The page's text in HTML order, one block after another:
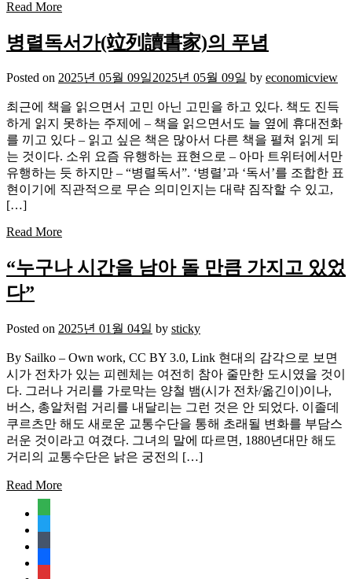
Read More
병렬독서가(竝列讀書家)의 푸념
Posted on 2025년 05월 09일2025년 05월 09일 by economicview
최근에 책을 읽으면서 고민 아닌 고민을 하고 있다. 책도 진득
하게 읽지 못하는 주제에 – 책을 읽으면서도 늘 옆에 휴대전화
를 끼고 있다 – 읽고 싶은 책은 많아서 다른 책을 펼쳐 읽게 되
는 것이다. 소위 요즘 유행하는 표현으로 – 아마 트위터에서만
유행하는 듯 하지만 – “병렬독서”. ‘병렬’과 ‘독서’를 조합한 표
현이기에 직관적으로 무슨 의미인지는 대략 짐작할 수 있고,
[…]
Read More
“누구나 시간을 남아 돌 만큼 가지고 있었
다”
Posted on 2025년 01월 04일 by sticky
By Sailko – Own work, CC BY 3.0, Link 현대의 감각으로 보면
시가 전차가 있는 피렌체는 여전히 참아 줄만한 도시였을 것이
다. 그러나 거리를 가로막는 양철 뱀(시가 전차/옮긴이)이나,
버스, 총알처럼 거리를 내달리는 그런 것은 안 되었다. 이졸데
쿠르츠만 해도 새로운 교통수단을 통해 초래될 변화를 부담스
러운 것이라고 여겼다. 그녀의 말에 따르면, 1880년대만 해도
거리의 교통수단은 낡은 궁전의 […]
Read More